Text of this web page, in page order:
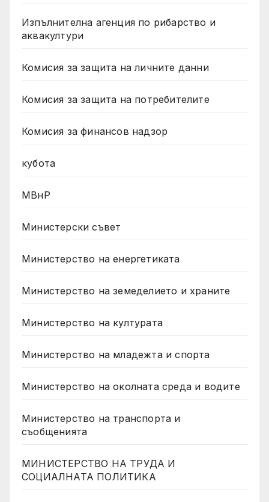
Изпълнителна агенция по рибарство и
аквакултури
Комисия за защита на личните данни
Комисия за защита на потребителите
Комисия за финансов надзор
кубота
МВнР
Министерски съвет
Министерство на енергетиката
Министерство на земеделието и храните
Министерство на културата
Министерство на младежта и спорта
Министерство на околната среда и водите
Министерство на транспорта и
съобщенията
МИНИСТЕРСТВО НА ТРУДА И
СОЦИАЛНАТА ПОЛИТИКА